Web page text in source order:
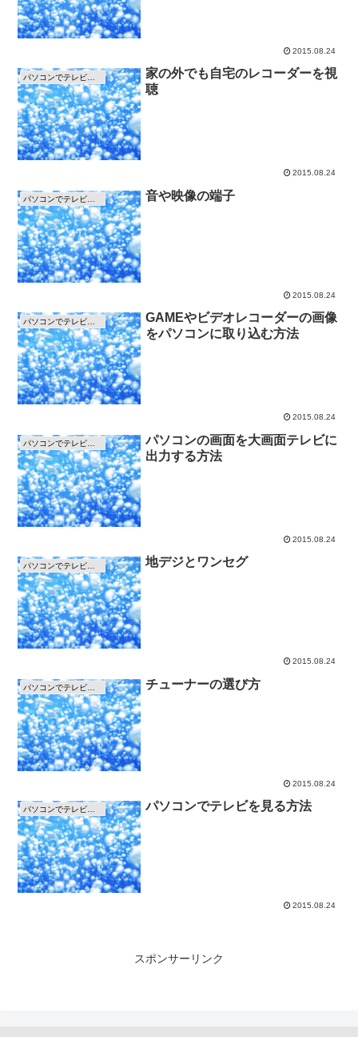
2015.08.24
パソコンでテレビを見る方法
家の外でも自宅のレコーダーを視
聴
2015.08.24
パソコンでテレビを見る方法 音や映像の端子
2015.08.24
パソコンでテレビを見る方法
GAMEやビデオレコーダーの画像
をパソコンに取り込む方法
2015.08.24
パソコンでテレビを見る方法
パソコンの画面を大画面テレビに
出力する方法
2015.08.24
パソコンでテレビを見る方法 地デジとワンセグ
2015.08.24
パソコンでテレビを見る方法 チューナーの選び方
2015.08.24
パソコンでテレビを見る方法 パソコンでテレビを見る方法
2015.08.24
スポンサーリンク